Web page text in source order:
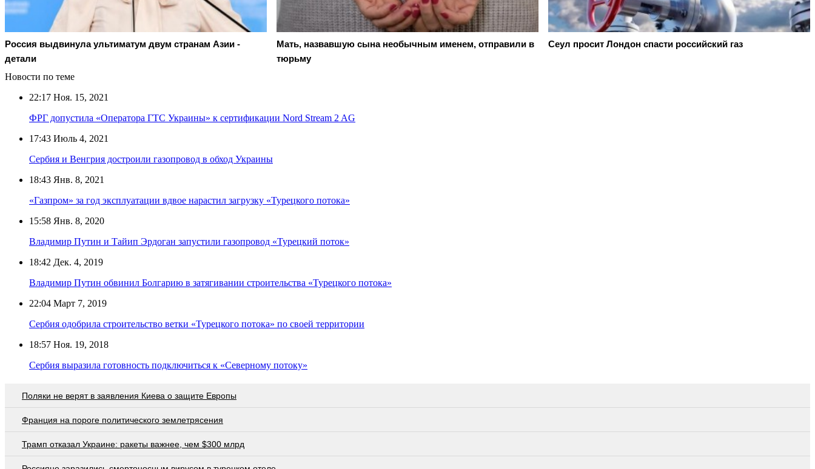
Россия выдвинула ультиматум двум странам Азии -
детали
Мать, назвавшую сына необычным именем, отправили в
тюрьму
Сеул просит Лондон спасти российский газ
Новости по теме
22:17 Ноя. 15, 2021
ФРГ допустила «Оператора ГТС Украины» к сертификации Nord Stream 2 AG
17:43 Июль 4, 2021
Сербия и Венгрия достроили газопровод в обход Украины
18:43 Янв. 8, 2021
«Газпром» за год эксплуатации вдвое нарастил загрузку «Турецкого потока»
15:58 Янв. 8, 2020
Владимир Путин и Тайип Эрдоган запустили газопровод «Турецкий поток»
18:42 Дек. 4, 2019
Владимир Путин обвинил Болгарию в затягивании строительства «Турецкого потока»
22:04 Март 7, 2019
Сербия одобрила строительство ветки «Турецкого потока» по своей территории
18:57 Ноя. 19, 2018
Сербия выразила готовность подключиться к «Северному потоку»
Поляки не верят в заявления Киева о защите Европы
Франция на пороге политического землетрясения
Трамп отказал Украине: ракеты важнее, чем $300 млрд